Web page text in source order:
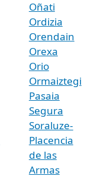
Oñati
Ordizia
Orendain
Orexa
Orio
Ormaiztegi
Pasaia
Segura
Soraluze-
Placencia
de las
Armas